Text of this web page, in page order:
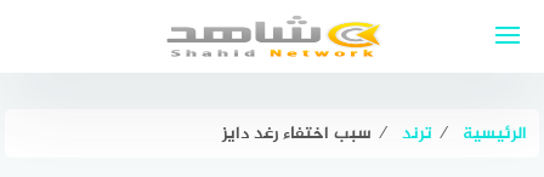
الرئيسية ⁄ ترند ⁄ سبب اختفاء رغد دايز